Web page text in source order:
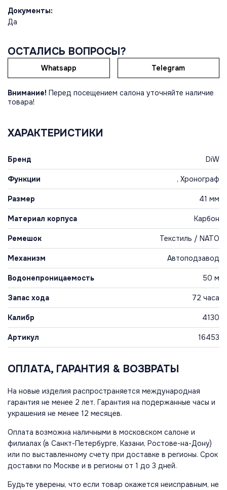
Документы:
Да
ОСТАЛИСЬ ВОПРОСЫ?
Whatsapp Telegram
Внимание! Перед посещением салона уточняйте наличие
товара!
ХАРАКТЕРИСТИКИ
Бренд DiW
Функции , Хронограф
Размер 41 мм
Материал корпуса Карбон
Ремешок Текстиль / NATO
Механизм Автоподзавод
Водонепроницаемость 50 м
Запас хода 72 часа
Калибр 4130
Артикул 16453
ОПЛАТА, ГАРАНТИЯ & ВОЗВРАТЫ
На новые изделия распространяется международная
гарантия не менее 2 лет. Гарантия на подержанные часы и
украшения не менее 12 месяцев.
Оплата возможна наличными в московском салоне и
филиалах (в Санкт-Петербурге, Казани, Ростове-на-Дону)
или по выставленному счету при доставке в регионы. Срок
доставки по Москве и в регионы от 1 до 3 дней.
Будьте уверены, что если товар окажется неисправным, не